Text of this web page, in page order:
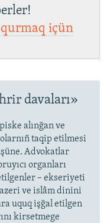
qurmaq içün
davaları»
alınğan ve
taqip etilmesi
Advokatlar
organları
– ekseriyeti
ve islâm dinini
uquq işğal etilgen
kirsetmege